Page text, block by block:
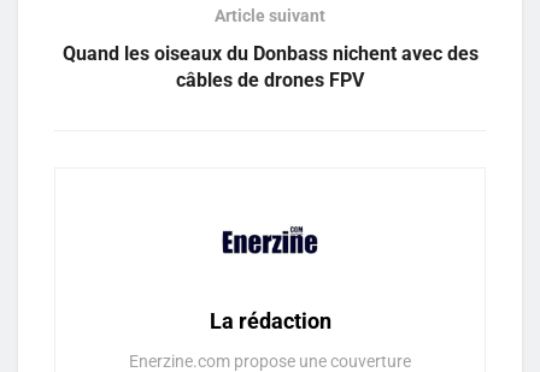
Article suivant
Quand les oiseaux du Donbass nichent avec des
câbles de drones FPV
La rédaction
Enerzine.com propose une couverture